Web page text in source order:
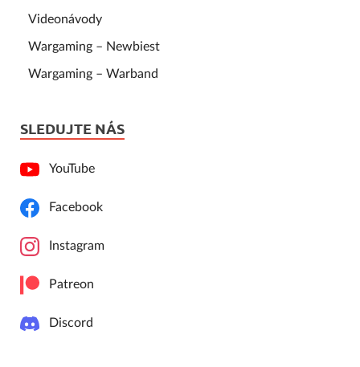
Videonávody
Wargaming – Newbiest
Wargaming – Warband
SLEDUJTE NÁS
YouTube
Facebook
Instagram
Patreon
Discord